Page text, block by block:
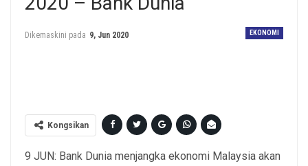
EKONOMI
Dikemaskini pada 9, Jun 2020
Kongsikan
9 JUN: Bank Dunia menjangka ekonomi Malaysia akan